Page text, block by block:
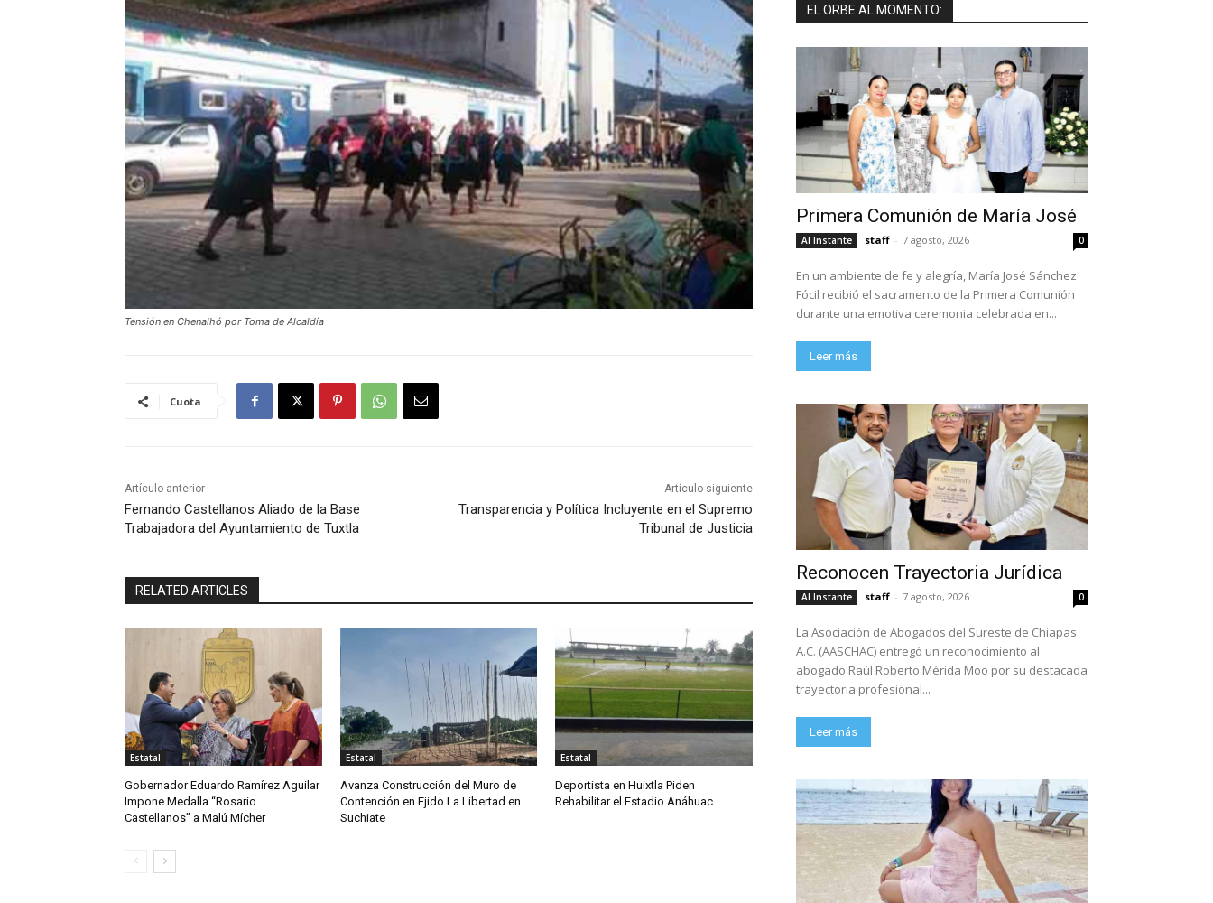
Tensión en Chenalhó por Toma de Alcaldía
Cuota
Artículo anterior
Fernando Castellanos Aliado de la Base
Trabajadora del Ayuntamiento de Tuxtla
Artículo siguiente
Transparencia y Política Incluyente en el Supremo
Tribunal de Justicia
RELATED ARTICLES
Estatal
Gobernador Eduardo Ramírez Aguilar
Impone Medalla “Rosario
Castellanos” a Malú Mícher
Estatal
Avanza Construcción del Muro de
Contención en Ejido La Libertad en
Suchiate
Estatal
Deportista en Huixtla Piden
Rehabilitar el Estadio Anáhuac
EL ORBE AL MOMENTO:
Primera Comunión de María José
Al Instante staff - 7 agosto, 2026 0
En un ambiente de fe y alegría, María José Sánchez
Fócil recibió el sacramento de la Primera Comunión
durante una emotiva ceremonia celebrada en...
Leer más
Reconocen Trayectoria Jurídica
Al Instante staff - 7 agosto, 2026 0
La Asociación de Abogados del Sureste de Chiapas
A.C. (AASCHAC) entregó un reconocimiento al
abogado Raúl Roberto Mérida Moo por su destacada
trayectoria profesional...
Leer más